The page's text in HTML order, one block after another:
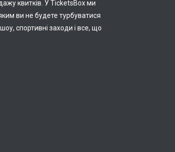
квитків. У TicketsBox ми
ви не будете турбуватися
спортивні заходи і все, що